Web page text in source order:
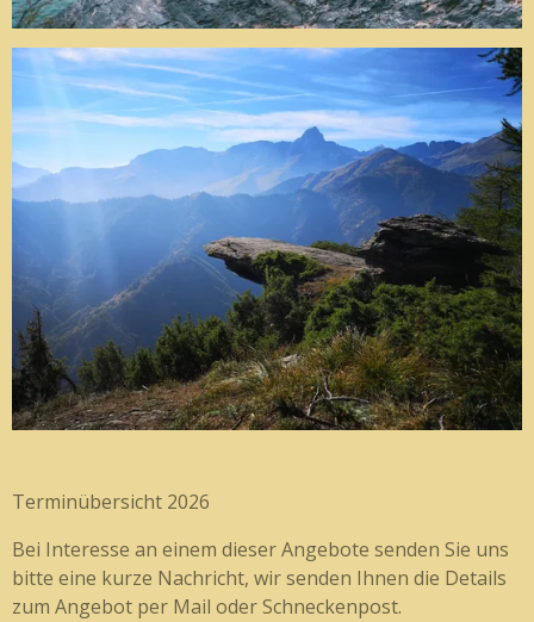
Terminübersicht 2026
Bei Interesse an einem dieser Angebote senden Sie uns
bitte eine kurze Nachricht, wir senden Ihnen die Details
zum Angebot per Mail oder Schneckenpost.